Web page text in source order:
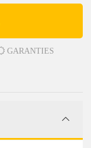
GARANTIES